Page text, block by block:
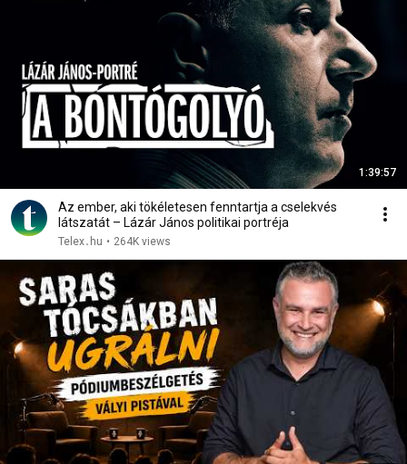
1:39:57
Az ember, aki tökéletesen fenntartja a cselekvés
látszatát – Lázár János politikai portréja
Telex․hu • 264K views